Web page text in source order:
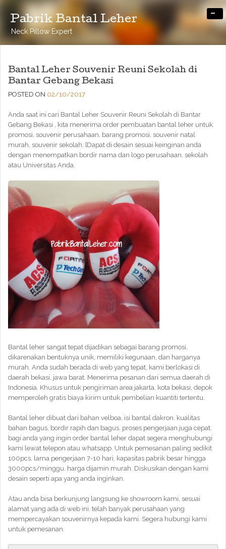
Pabrik Bantal Leher
Neck Pillow Expert
-
Bantal Leher Souvenir Reuni Sekolah di
Bantar Gebang Bekasi
POSTED ON 02/10/2017
Anda saat ini cari Bantal Leher Souvenir Reuni Sekolah di Bantar
Gebang Bekasi , kita menerima order pembuatan bantal leher untuk
promosi, souvenir perusahaan, barang promosi, souvenir natal
murah, souvenir sekolah. [Dapat di desain sesuai keinginan anda
dengan menempatkan bordir nama dan logo perusahaan, sekolah
atau Universitas Anda.
Bantal leher sangat tepat dijadikan sebagai barang promosi,
dikarenakan bentuknya unik, memiliki kegunaan, dan harganya
murah. Anda sudah berada di web yang tepat, kami berlokasi di
daerah bekasi, jawa barat. Menerima pesanan dari semua daerah di
Indonesia. Khusus untuk pengiriman area jakarta, kota bekasi, depok
memperoleh gratis biaya kirim untuk pembelian kuantiti tertentu.
Bantal leher dibuat dari bahan velboa, isi bantal dakron. kualitas
bahan bagus, bordir rapih dan bagus. proses pengerjaan juga cepat.
bagi anda yang ingin order bantal leher dapat segera menghubungi
kami lewat telepon atau whatsapp. Untuk pemesanan paling sedikit
100pcs, lama pengerjaan 7-10 hari, kapasitas pabrik besar hingga
3000pcs/minggu. harga dijamin murah. Diskusikan dengan kami
desain seperti apa yang anda inginkan.
Atau anda bisa berkunjung langsung ke showroom kami, sesuai
alamat yang ada di web ini. telah banyak perusahaan yang
mempercayakan souvenirnya kepada kami. Segera hubungi kami
untuk pemesanan.